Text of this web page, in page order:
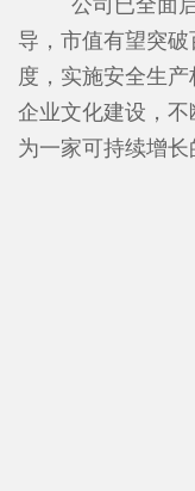
年产25000吨电子
准，产品质量在
金石氟业年销售
元，项目全部达
专利、83个实用
规范》及《高纯
并已发布。
导，市值有望突破
度，实施安全生
企业文化建设，
为一家可持续增